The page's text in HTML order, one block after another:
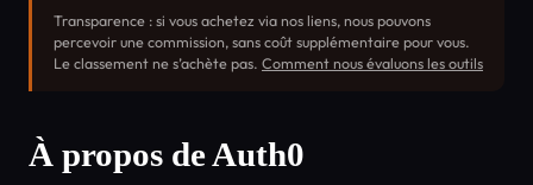
Transparence : si vous achetez via nos liens, nous pouvons
percevoir une commission, sans coût supplémentaire pour vous.
Le classement ne s’achète pas. Comment nous évaluons les outils
À propos de Auth0